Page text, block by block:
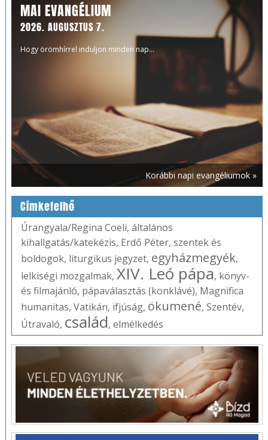
MAI EVANGÉLIUM
2026. AUGUSZTUS 7.
Hogy örömhírrel induljon minden nap...
Korábbi napi evangéliumok »
Címkefelhő
Úrangyala/Regina Coeli, általános
kihallgatás/katekézis, Erdő Péter, szentek és
boldogok, liturgikus jegyzet, egyházmegyék,
lelkiségi mozgalmak, XIV. Leó pápa, könyv-
és filmajánló, pápaválasztás (konklávé), Magnifica
humanitas, Vatikán, ifjúság, ökumené, Szentév,
Útravaló, család, elmélkedés